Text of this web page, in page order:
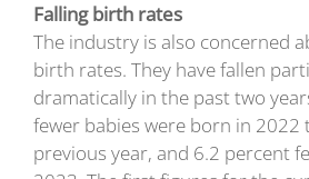
Falling birth rates
The industry is also concerned
birth rates. They have fallen
dramatically in the past two
fewer babies were born in 2022
previous year, and 6.2 percent